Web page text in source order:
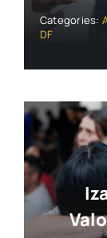
Categories:
DF